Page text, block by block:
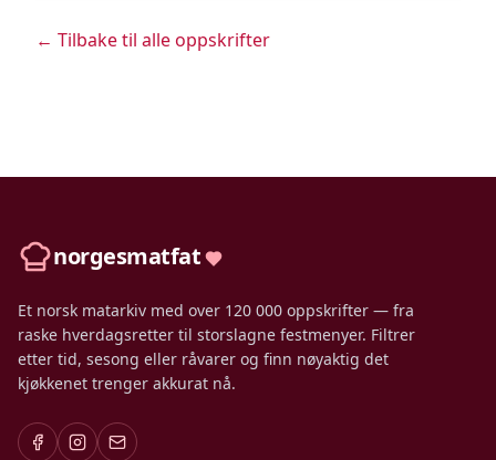
← Tilbake til alle oppskrifter
norgesmatfat
Et norsk matarkiv med over 120 000 oppskrifter — fra
raske hverdagsretter til storslagne festmenyer. Filtrer
etter tid, sesong eller råvarer og finn nøyaktig det
kjøkkenet trenger akkurat nå.